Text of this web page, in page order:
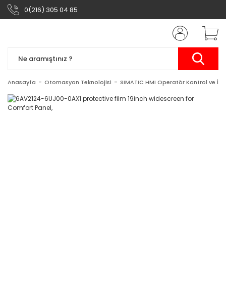
0(216) 305 04 85
Anasayfa Otomasyon Teknolojisi SIMATIC HMI Operatör Kontrol ve